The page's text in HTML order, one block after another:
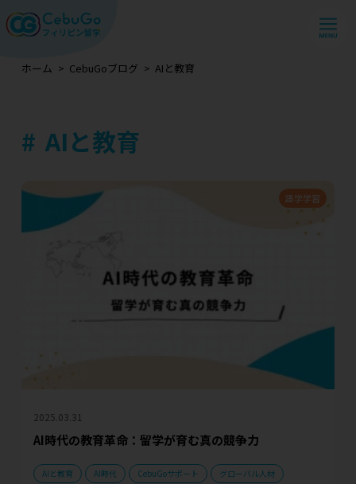
ホーム CebuGoブログ AIと教育
AIと教育
語学学習
2025.03.31
AI時代の教育革命：留学が育む真の競争力
AIと教育 AI時代 CebuGoサポート
グローバル人材